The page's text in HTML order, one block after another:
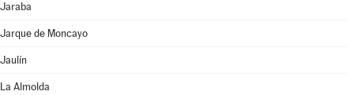
Jaraba
Jarque de Moncayo
Jaulín
La Almolda